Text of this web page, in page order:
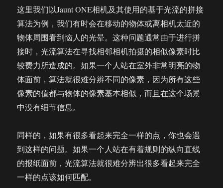
这里我们以Jaunt ONE相机及其使用的基于光流的拼接
算法为例，我们有时会在移动的物体或离相机太近的
物体周围看到恼人的光晕。这种问题通常由于进行拼
接时，光流算法在寻找相邻相机拍摄的相似像素时比
较费力所造成的。如果一个人站在室外非常明亮的物
体面前，算法就很难分辨不同的像素，因为所有这些
像素的值都与物体的像素基本相似，而且在这个场景
中没有细节信息。
同样的，如果有很多看起来完全一样的点，你也会遇
到这样的问题。如果一个人站在有着规则的纵向直线
的报纸面前，光流算法就很难分辨出很多看起来完全
一样的点该如何匹配。